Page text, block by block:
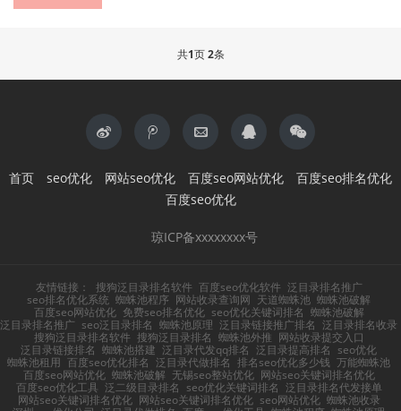
共1页2条
首页 seo优化 网站seo优化 百度seo网站优化
百度seo排名优化
百度seo优化
琼ICP备xxxxxxxx号
友情链接： 搜狗泛目录排名软件 百度seo优化软件 泛目录排名推广
seo排名优化系统 蜘蛛池程序 网站收录查询网 天道蜘蛛池 蜘蛛池破解
百度seo网站优化 免费seo排名优化 seo优化关键词排名 蜘蛛池破解
泛目录排名推广 seo泛目录排名 蜘蛛池原理 泛目录链接推广排名 泛目录排名收录
搜狗泛目录排名软件 搜狗泛目录排名 蜘蛛池外推 网站收录提交入口
泛目录链接排名 蜘蛛池搭建 泛目录代发qq排名 泛目录提高排名 seo优化
蜘蛛池租用 百度seo优化排名 泛目录代做排名 排名seo优化多少钱 万能蜘蛛池
百度seo网站优化 蜘蛛池破解 无锡seo整站优化 网站seo关键词排名优化
百度seo优化工具 泛二级目录排名 seo优化关键词排名 泛目录排名代发接单
网站seo关键词排名优化 网站seo关键词排名优化 seo网站优化 蜘蛛池收录